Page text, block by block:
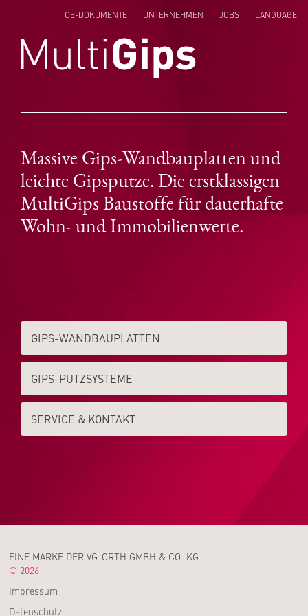
CE-DOKUMENTE UNTERNEHMEN JOBS
LANGUAGE
Massive Gips-Wandbauplatten und
leichte Gipsputze. Die erstklassigen
MultiGips Baustoffe für dauerhafte
Wohn- und Immobilienwerte.
GIPS-WAND­­BAUPLATTEN
GIPS-PUTZSYSTEME
SERVICE & KONTAKT
EINE MARKE DER VG-ORTH GMBH & CO. KG
© 2026
Impressum
Datenschutz